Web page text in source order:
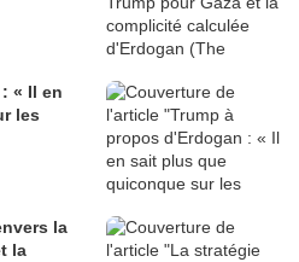
« Il en
les
la
la